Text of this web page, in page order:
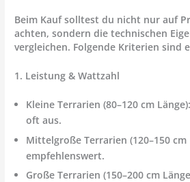
Beim Kauf solltest du nicht nur auf
achten, sondern dietechnischen
vergleichen. Folgende Kriterien sind
1. Leistung & Wattzahl
Kleine Terrarien (80–120 cm Länge):
oft aus.
Mittelgroße Terrarien (120–150 cm
empfehlenswert.
Große Terrarien (150–200 cm